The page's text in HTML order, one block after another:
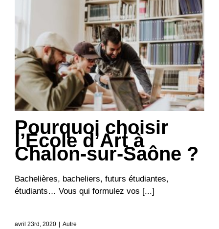
Pourquoi choisir
l’Ecole d’Art à
Chalon-sur-Saône ?
Bachelières, bacheliers, futurs étudiantes,
étudiants… Vous qui formulez vos [...]
avril 23rd, 2020
Autre